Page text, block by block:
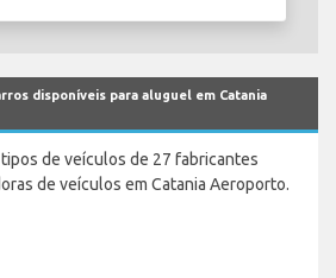
disponíveis para aluguel em Catania
de veículos de 27 fabricantes
de veículos em Catania Aeroporto.